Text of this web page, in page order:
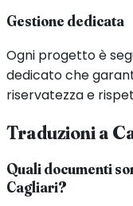
Gestione dedicata
Ogni progetto è
dedicato che
riservatezza e
Traduzioni a
Quali documenti
Cagliari?